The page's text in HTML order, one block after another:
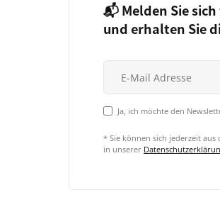
📬 Melden Sie
und erhalten Sie
Ja, ich möchte den
* Sie können sich jederzeit
in unserer